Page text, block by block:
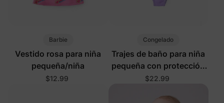
Barbie
Vestido rosa para niña
pequeña/niña
$12.99
Congelado
Trajes de baño para niña
pequeña con protección
UPF azul
$22.99